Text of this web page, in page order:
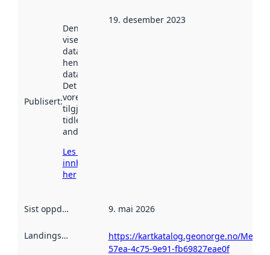
Publisert:
Denne datoen
viser når
datasettet vart
henta inn av
data.norge.no.
Det kan ha
vore
tilgjengeleg
tidlegare
andre stader.
Les meir om
innhenting
her
19. desember 2023
Sist oppdatert 9. mai 2026
Landingsside
https://kartkatalog.geonorge.no/
57ea-4c75-9e91-fb69827eae0f